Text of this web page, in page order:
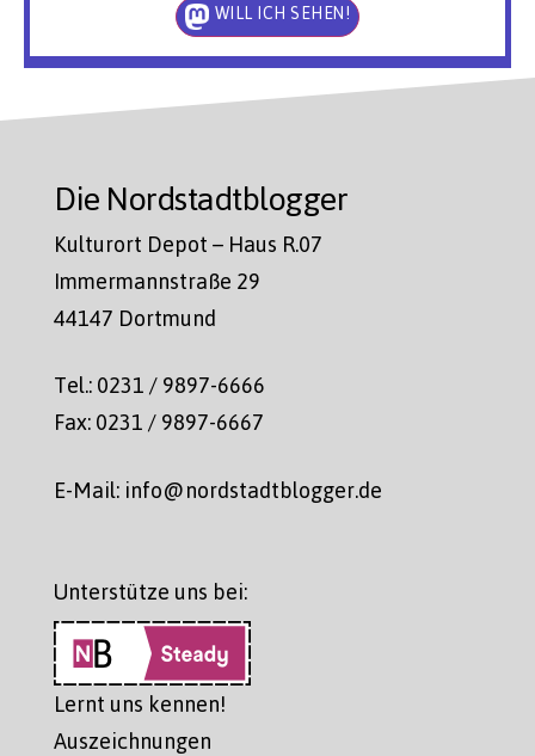
WILL ICH SEHEN!
Die Nordstadtblogger
Kulturort Depot – Haus R.07
Immermannstraße 29
44147 Dortmund
Tel.: 0231 / 9897-6666
Fax: 0231 / 9897-6667
E-Mail: info@nordstadtblogger.de
Unterstütze uns bei:
Lernt uns kennen!
Auszeichnungen